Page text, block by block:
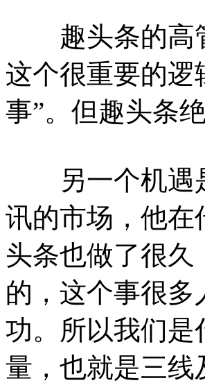
趣头条的高管
这个很重要的逻
事”。但趣头条
另一个机遇是
讯的市场，他在
头条也做了很
的，这个事很
功。所以我们是
量，也就是三线